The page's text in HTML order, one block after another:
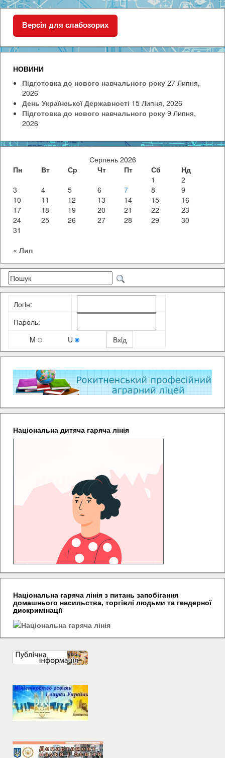
Версія для слабозорих
НОВИНИ
Підготовка до нового навчального року 27 Липня,
2026
День Української Державності 15 Липня, 2026
Підготовка до нового навчального року 9 Липня,
2026
Серпень 2026
Пн
Вт Ср Чт Пт Сб
Нд
1
2
3
4 5 6 7 8
9
10
11 12 13 14 15
16
17
18 19 20 21 22
23
24
25 26 27 28 29
30
31
« Лип
Логiн:
Пароль:
M
U
Національна дитяча гаряча лінія
Національна гаряча лінія з питань запобігання
домашнього насильства, торгівлі людьми та гендерної
дискримінації